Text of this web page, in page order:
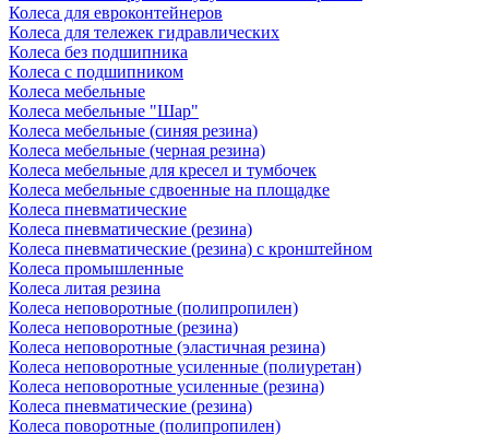
Колеса для евроконтейнеров
Колеса для тележек гидравлических
Колеса без подшипника
Колеса с подшипником
Колеса мебельные
Колеса мебельные "Шар"
Колеса мебельные (синяя резина)
Колеса мебельные (черная резина)
Колеса мебельные для кресел и тумбочек
Колеса мебельные сдвоенные на площадке
Колеса пневматические
Колеса пневматические (резина)
Колеса пневматические (резина) с кронштейном
Колеса промышленные
Колеса литая резина
Колеса неповоротные (полипропилен)
Колеса неповоротные (резина)
Колеса неповоротные (эластичная резина)
Колеса неповоротные усиленные (полиуретан)
Колеса неповоротные усиленные (резина)
Колеса пневматические (резина)
Колеса поворотные (полипропилен)